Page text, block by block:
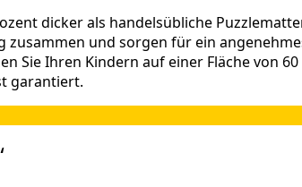
dicker als handelsübliche
und sorgen für ein
Sie Ihren Kindern auf einer Fläche von
garantiert.